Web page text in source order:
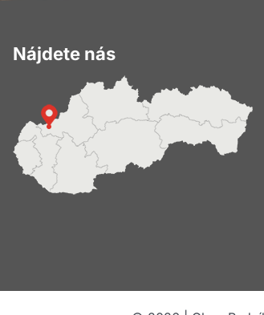
Nájdete nás